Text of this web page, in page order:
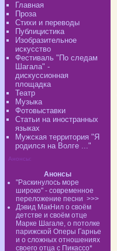
Главная
Проза
Стихи и переводы
Публицистика
Изобразительное
искусство
Фестиваль "По следам
Шагала" -
дискуссионная
площадка
Театр
Музыка
Фотовыставки
Статьи на иностранных
языках
Мужская территория "Я
родился на Волге ..."
Анонсы:
Анонсы
"Раскинулось море
широко" - современное
переложение песни >>>
Дэвид МакНил о своём
детстве и своём отце
Марке Шагале, о потолке
парижской Оперы Гарнье
и о сложных отношениях
своего отца с Пикассо*